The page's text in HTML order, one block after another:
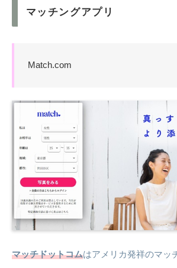
マッチングアプリ
Match.com
マッチドットコムはアメリカ発祥のマッ